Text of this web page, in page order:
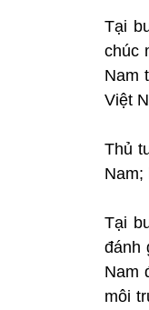
Tại
chúc
Nam
Việt
Thủ
Nam;
Tại
đánh
Nam
môi